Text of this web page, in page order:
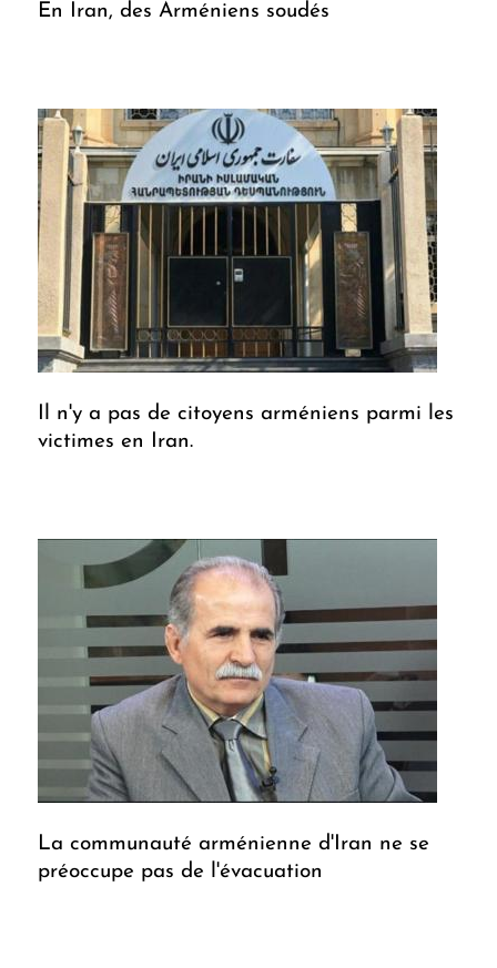
En Iran, des Arméniens soudés
Il n'y a pas de citoyens arméniens parmi les
victimes en Iran.
La communauté arménienne d'Iran ne se
préoccupe pas de l'évacuation